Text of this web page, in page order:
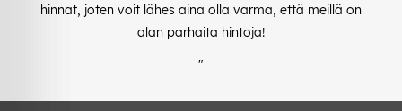
hinnat, joten voit lähes aina olla varma, että meillä on
alan parhaita hintoja!
"